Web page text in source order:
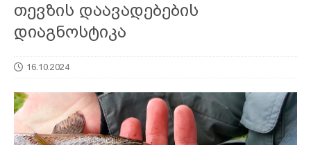
თევზის დაავადებების
დიაგნოსტიკა
16.10.2024